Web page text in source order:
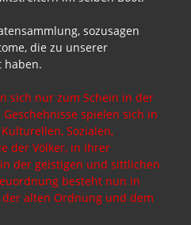
sozusagen
die zu unserer
haben.
sich nur zum Schein in der
spielen sich in
Sozialen,
der Völker, in ihrer
der geistigen und sittlichen
besteht nun in
alten Ordnung und dem